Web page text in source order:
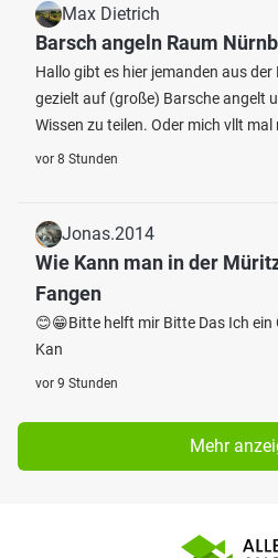
Max Dietrich
Barsch angeln Raum
Hallo gibt es hier jemanden aus der
gezielt auf (große) Barsche angelt
Wissen zu teilen. Oder mich vllt
vor 8 Stunden
Jonas.2014
Wie Kann man in der
Fangen
😊😁Bitte helft mir Bitte Das Ich ein
Kan
vor 9 Stunden
Mehr